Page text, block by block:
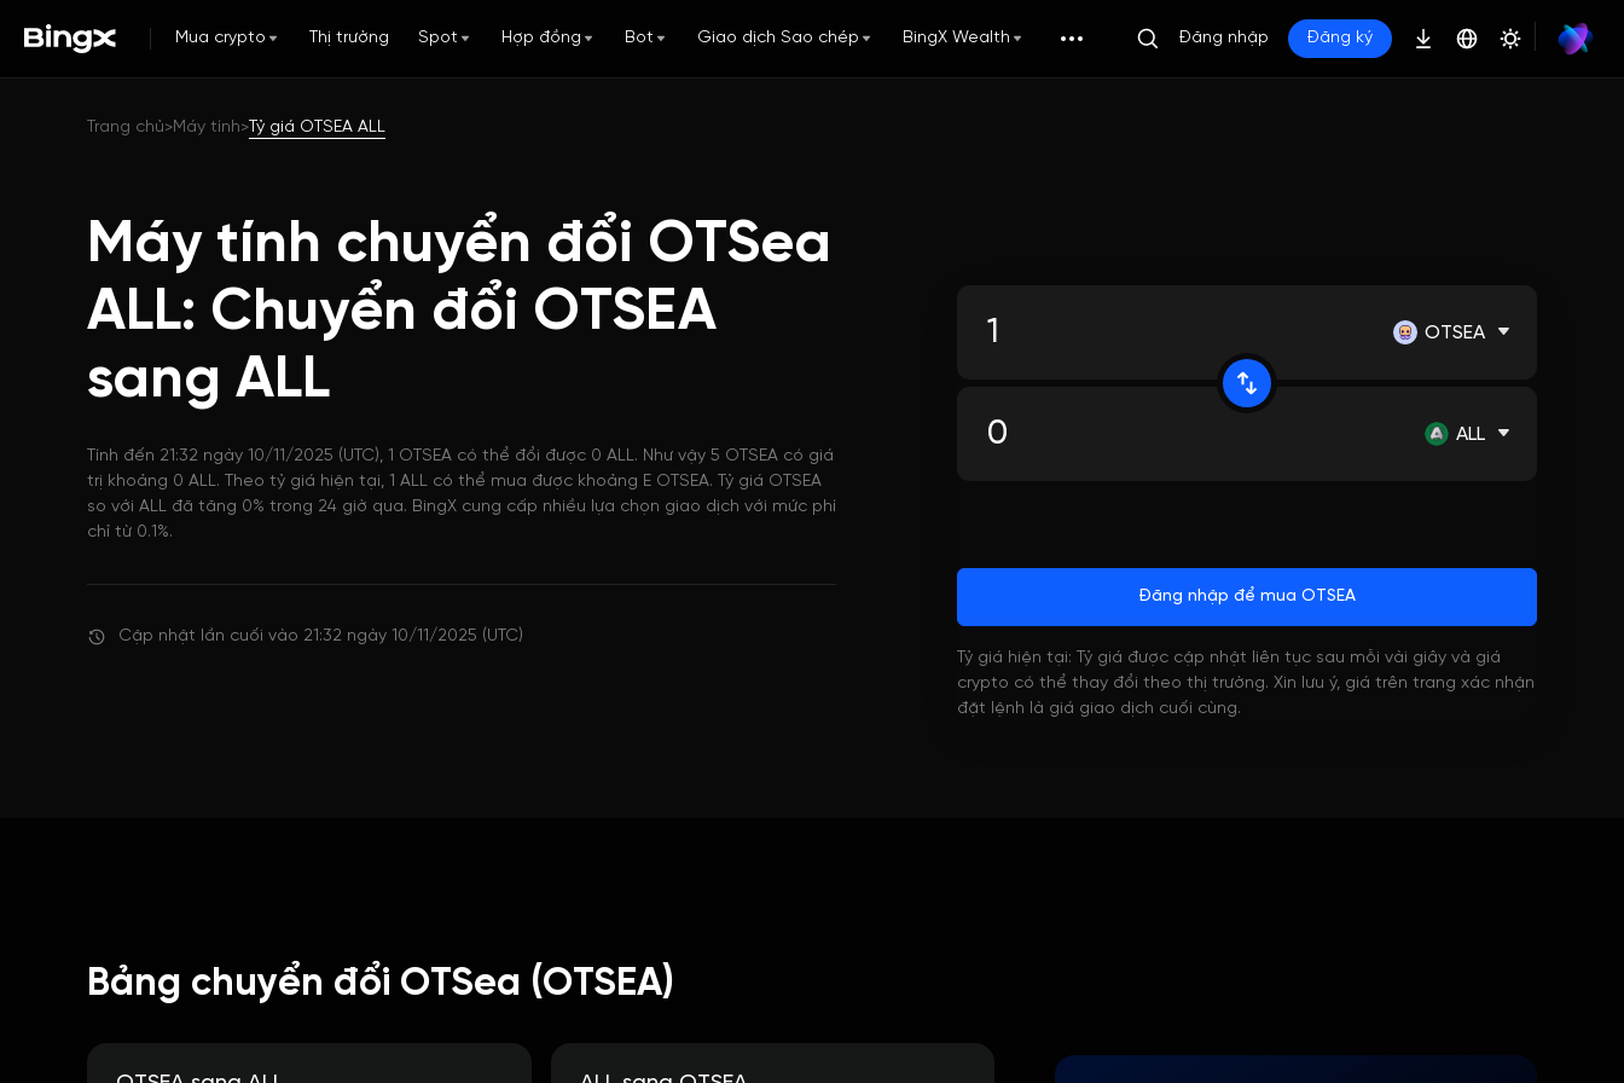
Mua crypto Thị trường Spot Hợp đồng Bot Giao dịch Sao chép BingX Wealth Đăng nhập Đăng ký
Trang chủ>Máy tính> Tỷ giá OTSEA ALL
Máy tính chuyển đổi OTSea
ALL: Chuyển đổi OTSEA
sang ALL
Tính đến 21:32 ngày 10/11/2025 (UTC), 1 OTSEA có thể đổi được 0 ALL. Như vậy 5 OTSEA có giá
trị khoảng 0 ALL. Theo tỷ giá hiện tại, 1 ALL có thể mua được khoảng E OTSEA. Tỷ giá OTSEA
so với ALL đã tăng 0% trong 24 giờ qua. BingX cung cấp nhiều lựa chọn giao dịch với mức phí
chỉ từ 0.1%.
Cập nhật lần cuối vào 21:32 ngày 10/11/2025 (UTC)
OTSEA
ALL
Đăng nhập để mua OTSEA
Tỷ giá hiện tại: Tỷ giá được cập nhật liên tục sau mỗi vài giây và giá
crypto có thể thay đổi theo thị trường. Xin lưu ý, giá trên trang xác nhận
đặt lệnh là giá giao dịch cuối cùng.
Bảng chuyển đổi OTSea (OTSEA)